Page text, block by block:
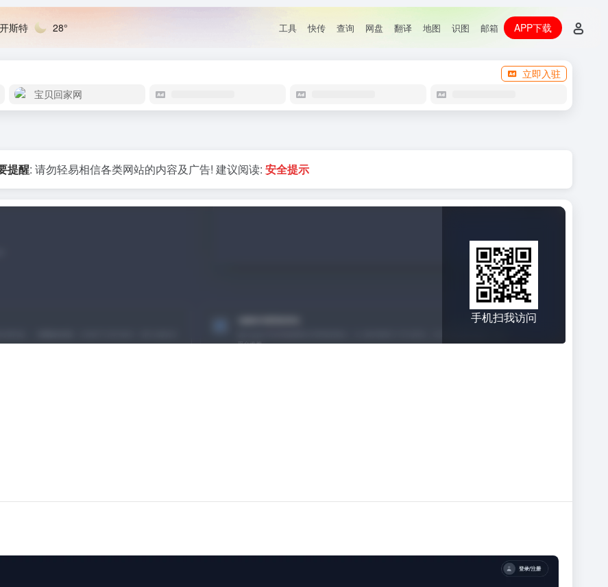
斯特 28° 工具 快传 查询 网盘 翻译 地图 识图 邮箱 APP下载
立即入驻
宝贝回家网
提醒: 请勿轻易相信各类网站的内容及广告! 建议阅读: 安全提示
手机扫我访问